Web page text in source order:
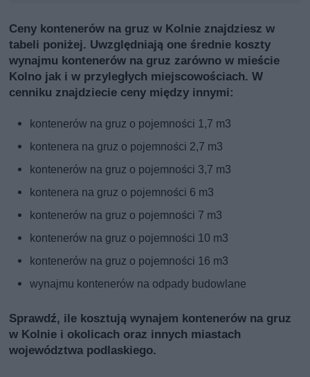
Ceny kontenerów na gruz w Kolnie znajdziesz w
tabeli poniżej. Uwzględniają one średnie koszty
wynajmu kontenerów na gruz zarówno w mieście
Kolno jak i w przyległych miejscowościach. W
cenniku znajdziecie ceny między innymi:
kontenerów na gruz o pojemności 1,7 m3
kontenera na gruz o pojemności 2,7 m3
kontenerów na gruz o pojemności 3,7 m3
kontenera na gruz o pojemności 6 m3
kontenerów na gruz o pojemności 7 m3
kontenerów na gruz o pojemności 10 m3
kontenerów na gruz o pojemności 16 m3
wynajmu kontenerów na odpady budowlane
Sprawdź, ile kosztują wynajem kontenerów na gruz
w Kolnie i okolicach oraz innych miastach
województwa podlaskiego.